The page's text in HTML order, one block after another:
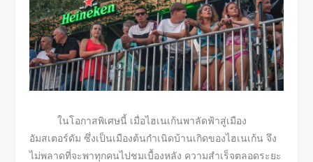
ในโอกาสพิเศษนี้ เมื่อไฮเนเก้นพาลัดฟ้าสู่เมือง
อัมสเตอร์ดัม ซึ่งเป็นเมืองต้นกำเนิดบ้านเกิดของไฮเนเก้น จึง
ไม่พลาดที่จะพาทุกคนไปชมเบื้องหลัง ความสำเร็จตลอดระยะ